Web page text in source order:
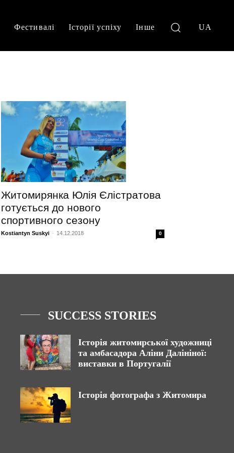
Фестивалі Історії успіху Інше UA
Житомирянка Юлія Єлістратова
готується до нового
спортивного сезону
Kostiantyn Suskyi - 14.12.2018 0
SUCCESS STORIES
Історія житомирської художниці
та амбасадора Аліни Далініної:
виставки в Португалії
Історія фотографа з Житомира